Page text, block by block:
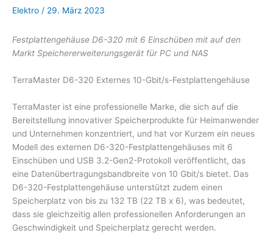
Elektro / 29. März 2023
Festplattengehäuse D6-320 mit 6 Einschüben mit auf den
Markt Speichererweiterungsgerät für PC und NAS
TerraMaster D6-320 Externes 10-Gbit/s-Festplattengehäuse
TerraMaster ist eine professionelle Marke, die sich auf die
Bereitstellung innovativer Speicherprodukte für Heimanwender
und Unternehmen konzentriert, und hat vor Kurzem ein neues
Modell des externen D6-320-Festplattengehäuses mit 6
Einschüben und USB 3.2-Gen2-Protokoll veröffentlicht, das
eine Datenübertragungsbandbreite von 10 Gbit/s bietet. Das
D6-320-Festplattengehäuse unterstützt zudem einen
Speicherplatz von bis zu 132 TB (22 TB x 6), was bedeutet,
dass sie gleichzeitig allen professionellen Anforderungen an
Geschwindigkeit und Speicherplatz gerecht werden.